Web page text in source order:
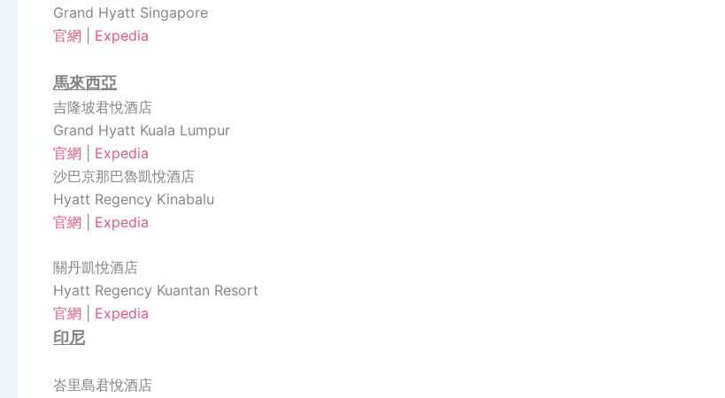
Grand Hyatt Singapore
官網
Expedia
馬來西亞
吉隆坡君悅酒店
Grand Hyatt Kuala Lumpur
官網
Expedia
沙巴京那巴魯凱悅酒店
Hyatt Regency Kinabalu
官網
Expedia
關丹凱悅酒店
Hyatt Regency Kuantan Resort
官網
Expedia
印尼
峇里島君悅酒店